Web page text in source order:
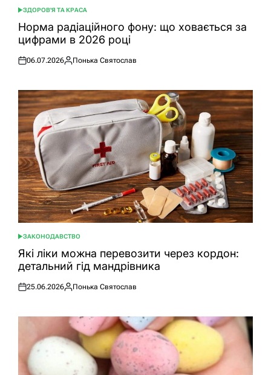
ОПУБЛІКУВАТИ
У
ЗДОРОВ'Я ТА КРАСА
Норма радіаційного фону: що ховається за
цифрами в 2026 році
Оприлюднено
06.07.2026
Опубліковано
Понька Святослав
ОПУБЛІКУВАТИ
У
ЗАКОНОДАВСТВО
Які ліки можна перевозити через кордон:
детальний гід мандрівника
Оприлюднено
25.06.2026
Опубліковано
Понька Святослав